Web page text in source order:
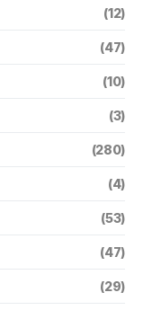
(12)
(47)
(10)
(3)
(280)
(4)
(53)
(47)
(29)